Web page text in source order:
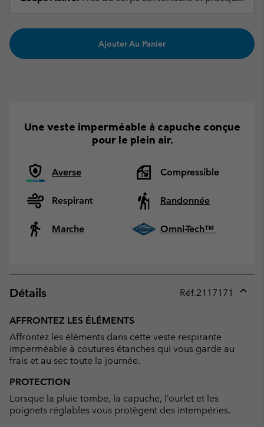
Ajouter Au Panier
Une veste imperméable à capuche conçue
pour le plein air.
Averse Compressible
Respirant Randonnée
Marche Omni-Tech™
Détails Réf.2117171
AFFRONTEZ LES ÉLÉMENTS
Affrontez les éléments dans cette veste respirante
imperméable à coutures étanches qui vous garde au
frais et au sec toute la journée.
PROTECTION
Lorsque la pluie tombe, la capuche, l’ourlet et les
poignets réglables vous protègent des intempéries.